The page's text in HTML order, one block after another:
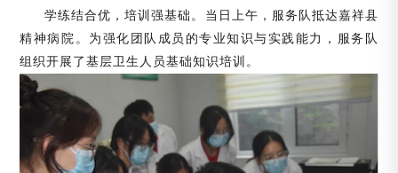
学练结合优，培训强基础。当日上午，服务队抵达嘉祥县
精神病院。为强化团队成员的专业知识与实践能力，服务队
组织开展了基层卫生人员基础知识培训。